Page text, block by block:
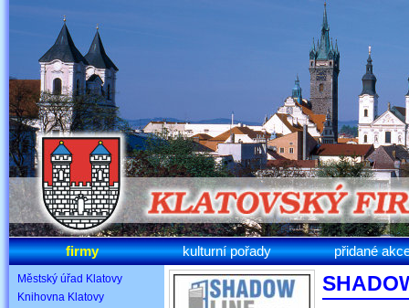
firmy kulturní pořady přidané
Městský úřad Klatovy
Knihovna Klatovy